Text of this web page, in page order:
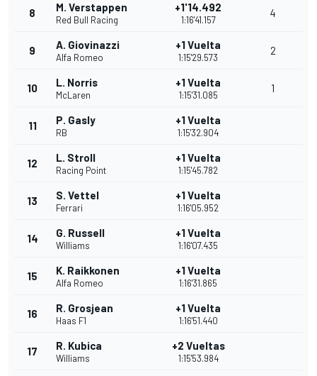
8 M. Verstappen
Red Bull Racing
+1'14.492
1:16'41.157
4
9 A. Giovinazzi
Alfa Romeo
+1 Vuelta
1:15'29.573
2
10 L. Norris
McLaren
+1 Vuelta
1:15'31.085
1
11 P. Gasly
RB
+1 Vuelta
1:15'32.904
12 L. Stroll
Racing Point
+1 Vuelta
1:15'45.782
13 S. Vettel
Ferrari
+1 Vuelta
1:16'05.952
14 G. Russell
Williams
+1 Vuelta
1:16'07.435
15 K. Raikkonen
Alfa Romeo
+1 Vuelta
1:16'31.865
16 R. Grosjean
Haas F1
+1 Vuelta
1:16'51.440
17 R. Kubica
Williams
+2 Vueltas
1:15'53.984